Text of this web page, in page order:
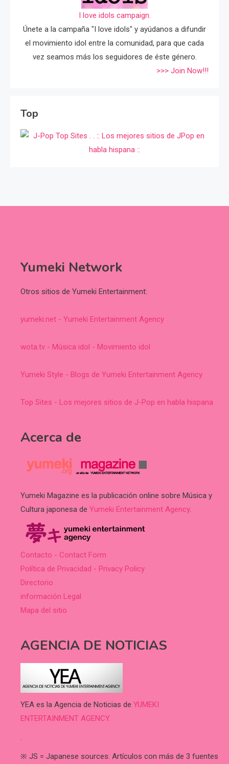
I love idols campaign.
Únete a la campaña "I love idols" y ayúdanos a difundir
el movimiento idol entre la comunidad, para que cada
vez seamos más los seguidores de éste género.
>>> Join Now!!!
Top
Yumeki Network
Otros sitios de Yumeki Entertainment:
yumeki.net - Yumeki Entertainment Agency
wota.tv - Música idol - Movimiento idol
Yumeki Style - Blogs de Yumeki Entertainment Agency
Top Sites - Los mejores sitios de J-Pop en habla hispana
Acerca de
Yumeki Magazine es la publicación online sobre Música y
Cultura japonesa de Yumeki Entertainment Agency.
Contacto - Contact Form
Política de Privacidad - Privacy Policy
Directorio
información Legal
Mapa del sitio
AGENCIA DE NOTICIAS
YEA es la Agencia de Noticias de YUMEKI
ENTERTAINMENT AGENCY.
.
※ JS = Japanese sources: Artículos con más de 3 fuentes